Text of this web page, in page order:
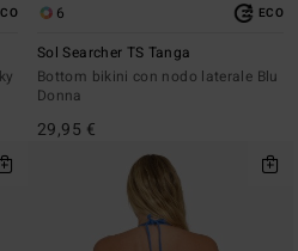
6 ECO
Sol Searcher TS Tanga
Bottom bikini con nodo laterale Blu
Donna
29,95 €